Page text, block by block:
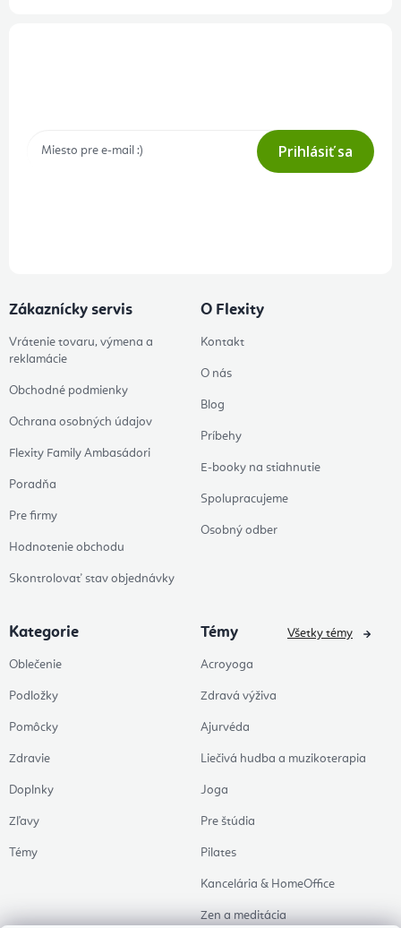
Prihlásiť sa
Zákaznícky servis
Vrátenie tovaru, výmena a
reklamácie
Obchodné podmienky
Ochrana osobných údajov
Flexity Family Ambasádori
Poradňa
Pre firmy
Hodnotenie obchodu
Skontrolovať stav objednávky
O Flexity
Kontakt
O nás
Blog
Príbehy
E-booky na stiahnutie
Spolupracujeme
Osobný odber
Kategorie
Oblečenie
Podložky
Pomôcky
Zdravie
Doplnky
Zľavy
Témy
Témy
Acroyoga
Zdravá výživa
Ajurvéda
Liečivá hudba a muzikoterapia
Joga
Pre štúdia
Pilates
Kancelária & HomeOffice
Zen a meditácia
Všetky témy